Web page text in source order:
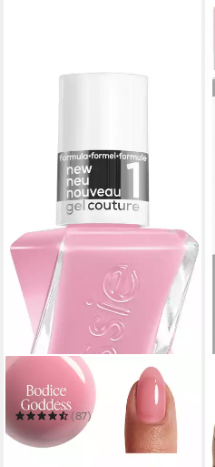
Nagellack GEL COUTURE
(87)
10,99 € UVP
(814,07 €/ 1 l)